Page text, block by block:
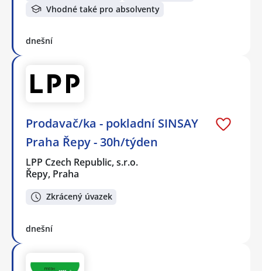
Vhodné také pro absolventy
dnešní
Prodavač/ka - pokladní SINSAY
Praha Řepy - 30h/týden
LPP Czech Republic, s.r.o.
Řepy, Praha
Zkrácený úvazek
dnešní